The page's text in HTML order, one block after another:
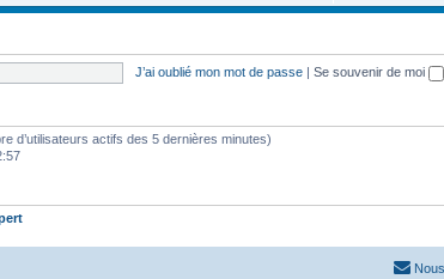
J’ai oublié mon mot de passe | Se souvenir de moi
d’utilisateurs actifs des 5 dernières minutes)